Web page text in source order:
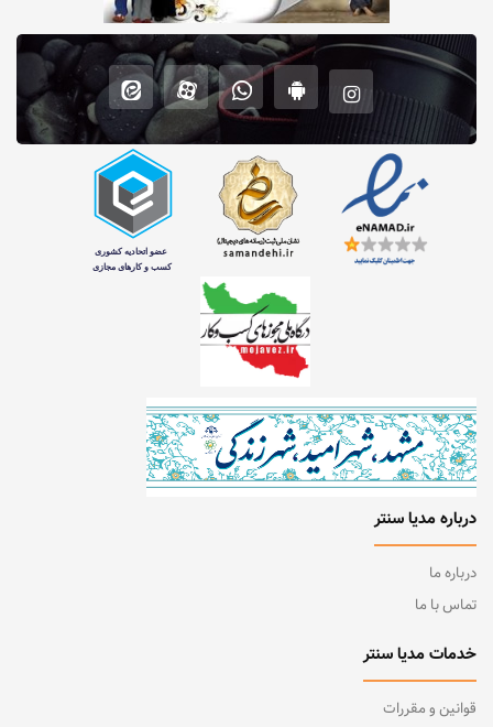
درباره مدیا سنتر
درباره ما
تماس با ما
خدمات مدیا سنتر
قوانین و مقررات